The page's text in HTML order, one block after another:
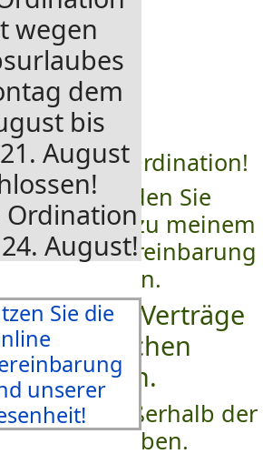
in meiner Ordination!
Seiten finden Sie
zu meinem
Terminvereinbarung
Kontaktdaten.
hat Verträge
gesetzlichen
werden außerhalb der
vergeben.
wegen
dem
bis
August
Ordination
August!
Sie die
unserer